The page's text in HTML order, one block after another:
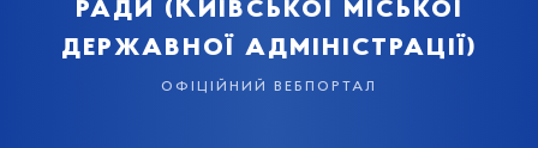
ради (Київської міської
державної адміністрації)
офіційний вебпортал